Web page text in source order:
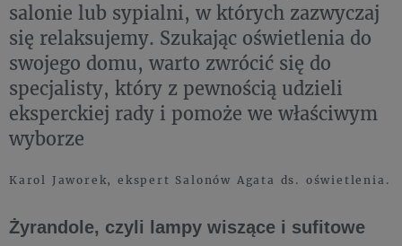
salonie lub sypialni, w których zazwyczaj
się relaksujemy. Szukając oświetlenia do
swojego domu, warto zwrócić się do
specjalisty, który z pewnością udzieli
eksperckiej rady i pomoże we właściwym
wyborze
Karol Jaworek, ekspert Salonów Agata ds. oświetlenia.
Żyrandole, czyli lampy wiszące i sufitowe